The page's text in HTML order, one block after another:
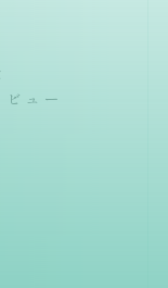
ュー